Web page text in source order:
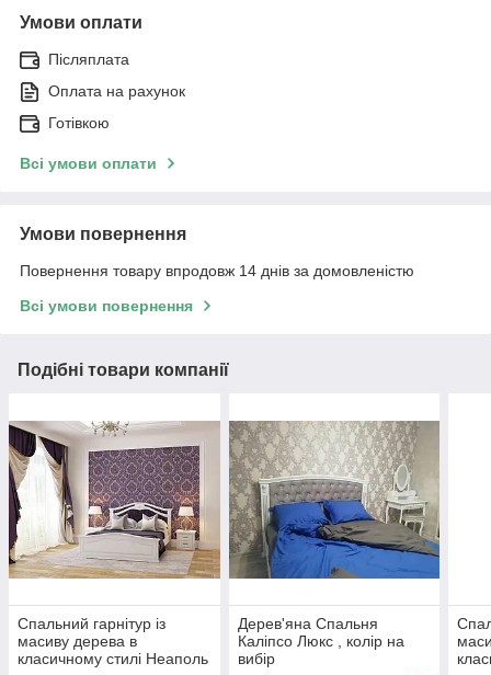
Умови оплати
Післяплата
Оплата на рахунок
Готівкою
Всі умови оплати
Умови повернення
Повернення товару впродовж 14 днів за домовленістю
Всі умови повернення
Подібні товари компанії
Спальний гарнітур із
масиву дерева в
класичному стилі Неаполь
Дерев'яна Спальня
Каліпсо Люкс , колір на
вибір